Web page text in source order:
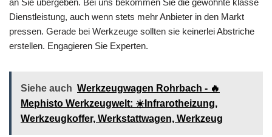
Dienstleistung, auch wenn stets mehr Anbieter in den Markt
pressen. Gerade bei Werkzeuge sollten sie keinerlei Abstriche
erstellen. Engagieren Sie Experten.
Siehe auch Werkzeugwagen Rohrbach - 🔥
Mephisto Werkzeugwelt: ☀️Infrarotheizung,
Werkzeugkoffer, Werkstattwagen, Werkzeug